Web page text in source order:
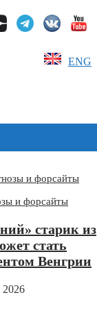
ENG
и форсайты
старик из
стать
Венгрии
2026